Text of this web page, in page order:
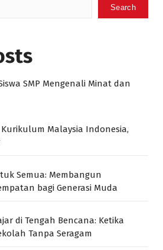
Search
SMP Mengenali Minat dan
Malaysia Indonesia,
Semua: Membangun
bagi Generasi Muda
di Tengah Bencana: Ketika
Tanpa Seragam